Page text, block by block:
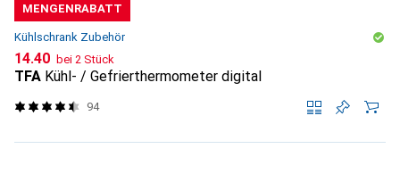
MENGENRABATT
Kühlschrank Zubehör
CHF
14.40 bei 2 Stück
TFA Kühl- / Gefrierthermometer digital
94